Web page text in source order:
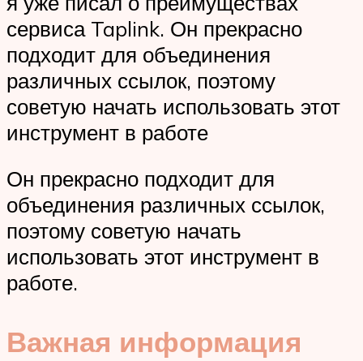
сервиса Taplink. Он прекрасно
подходит для объединения
различных ссылок, поэтому
советую начать использовать этот
инструмент в работе
Он прекрасно подходит для
объединения различных ссылок,
поэтому советую начать
использовать этот инструмент в
работе.
Важная информация